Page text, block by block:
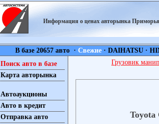
Информация о ценах авторынка
В базе 20657 авто · Свежие· DAIHATSU·
Поиск авто в базе
Карта авторынка
Автоаукционы
Авто в кредит
Отправка авто
Грузовик
Toyota